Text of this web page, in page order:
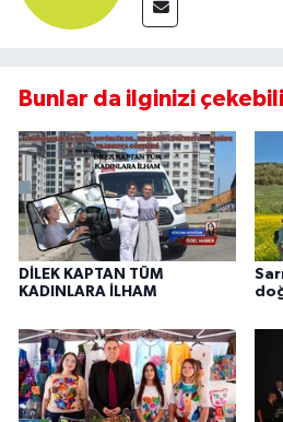
Bunlar da ilginizi
DİLEK KAPTAN TÜM
KADINLARA İLHAM